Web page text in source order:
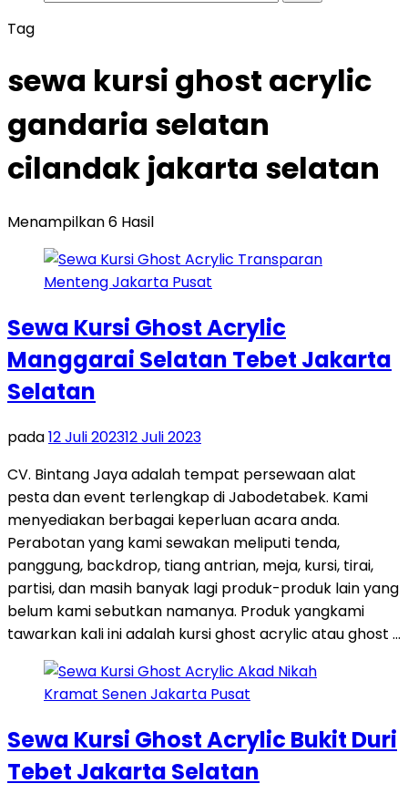
Tag
sewa kursi ghost acrylic
gandaria selatan
cilandak jakarta selatan
Menampilkan 6 Hasil
Sewa Kursi Ghost Acrylic
Manggarai Selatan Tebet Jakarta
Selatan
pada12 Juli 202312 Juli 2023
CV. Bintang Jaya adalah tempat persewaan alat
pesta dan event terlengkap di Jabodetabek. Kami
menyediakan berbagai keperluan acara anda.
Perabotan yang kami sewakan meliputi tenda,
panggung, backdrop, tiang antrian, meja, kursi, tirai,
partisi, dan masih banyak lagi produk-produk lain yang
belum kami sebutkan namanya. Produk yangkami
tawarkan kali ini adalah kursi ghost acrylic atau ghost …
Sewa Kursi Ghost Acrylic Bukit Duri
Tebet Jakarta Selatan